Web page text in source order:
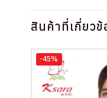
สินค้าที่เกี่ยวข้
-45%